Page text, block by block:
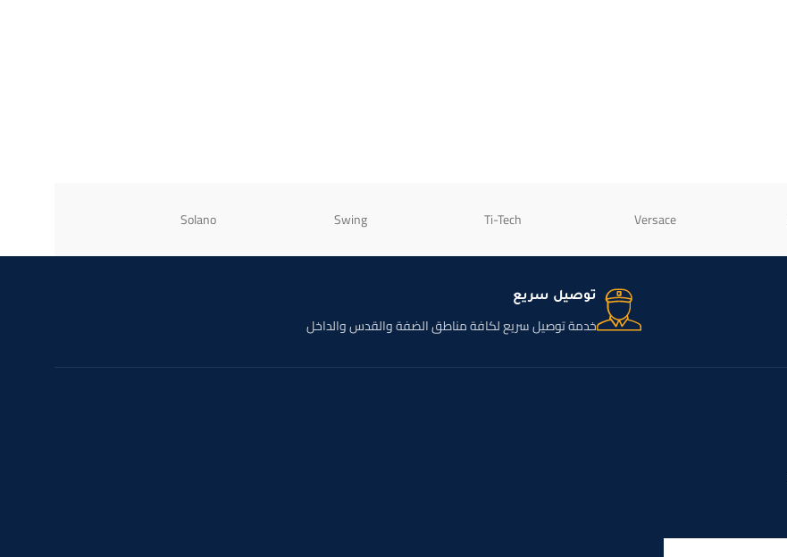
Versace
Ti-Tech
Swing
Solano
توصيل سريع
خدمة توصيل سريع لكافة مناطق الضفة والقدس والداخل